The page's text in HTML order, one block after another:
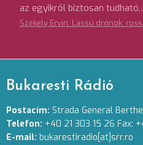
az egyikről biztosan
Székely Ervin: Lassú drónok,
Bukaresti Rádió
Postacím: Strada General
Telefon: +40 21 303 15 26 Fax:
E-mail: bukarestiradio[at]srr.ro